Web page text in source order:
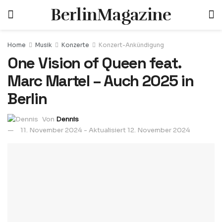
BerlinMagazine
Home Musik Konzerte Konzert-Ankündigung
One Vision of Queen feat.
Marc Martel – Auch 2025 in
Berlin
Von Dennis
11. November 2024 - Aktualisiert 12. November 2024